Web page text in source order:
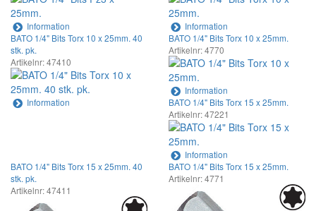
Information
Information
BATO 1/4" Bits Torx 10 x 25mm. 40
stk. pk.
Artikelnr: 47410
Information
BATO 1/4" Bits Torx 10 x 25mm.
Artikelnr: 4770
Information
BATO 1/4" Bits Torx 15 x 25mm.
Artikelnr: 47221
Information
BATO 1/4" Bits Torx 15 x 25mm. 40
stk. pk.
Artikelnr: 47411
BATO 1/4" Bits Torx 15 x 25mm.
Artikelnr: 4771